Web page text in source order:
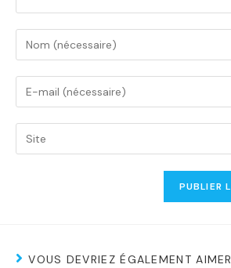
VOUS DEVRIEZ ÉGALEMENT AIMER